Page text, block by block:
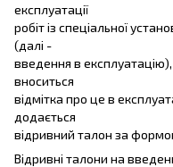
експлуатації
робіт із спеціальної
(далі -
введення в
вноситься
відмітка про це в
додається
відривний талон за
Відривні талони на